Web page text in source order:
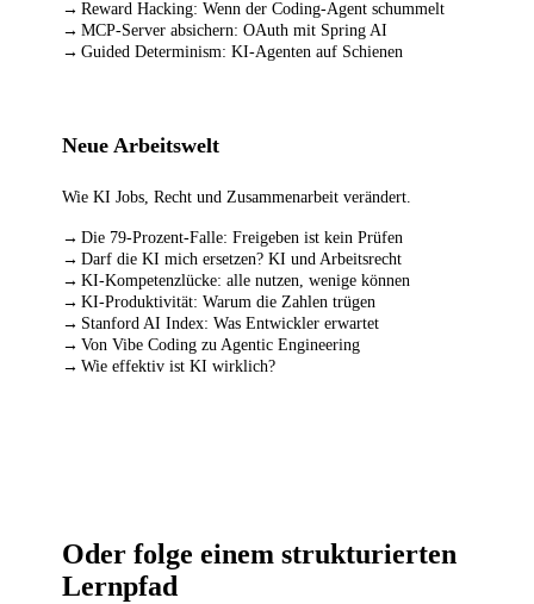
Reward Hacking: Wenn der Coding-Agent schummelt
MCP-Server absichern: OAuth mit Spring AI
Guided Determinism: KI-Agenten auf Schienen
Neue Arbeitswelt
Wie KI Jobs, Recht und Zusammenarbeit verändert.
Die 79-Prozent-Falle: Freigeben ist kein Prüfen
Darf die KI mich ersetzen? KI und Arbeitsrecht
KI-Kompetenzlücke: alle nutzen, wenige können
KI-Produktivität: Warum die Zahlen trügen
Stanford AI Index: Was Entwickler erwartet
Von Vibe Coding zu Agentic Engineering
Wie effektiv ist KI wirklich?
Oder folge einem strukturierten
Lernpfad